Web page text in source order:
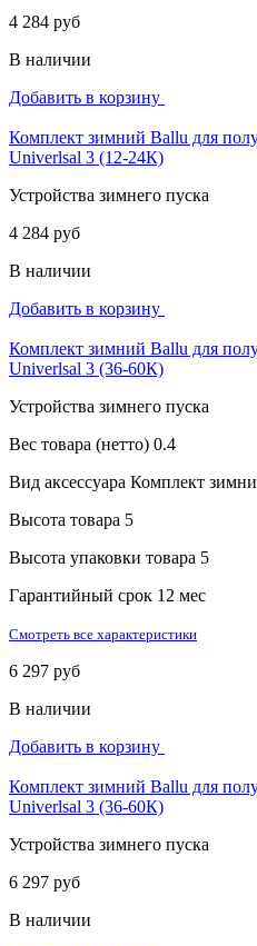
4 284 руб
В наличии
Добавить в корзину
Комплект зимний Ballu для
Univerlsal 3 (12-24К)
Устройства зимнего пуска
4 284 руб
В наличии
Добавить в корзину
Комплект зимний Ballu для
Univerlsal 3 (36-60К)
Устройства зимнего пуска
Вес товара (нетто) 0.4
Вид аксессуара Комплект
Высота товара 5
Высота упаковки товара 5
Гарантийный срок 12 мес
Смотреть все характеристики
6 297 руб
В наличии
Добавить в корзину
Комплект зимний Ballu для
Univerlsal 3 (36-60К)
Устройства зимнего пуска
6 297 руб
В наличии